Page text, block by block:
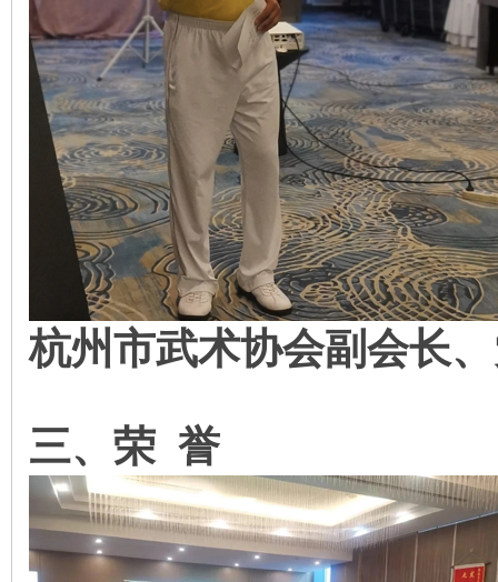
杭州市武术协会副会长
三、荣 誉